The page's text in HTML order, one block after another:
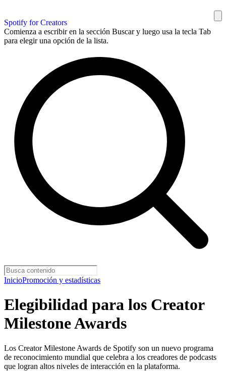
Spotify for Creators
Comienza a escribir en la sección Buscar y luego usa la tecla Tab
para elegir una opción de la lista.
InicioPromoción y estadísticas
Elegibilidad para los Creator
Milestone Awards
Los Creator Milestone Awards de Spotify son un nuevo programa
de reconocimiento mundial que celebra a los creadores de podcasts
que logran altos niveles de interacción en la plataforma.